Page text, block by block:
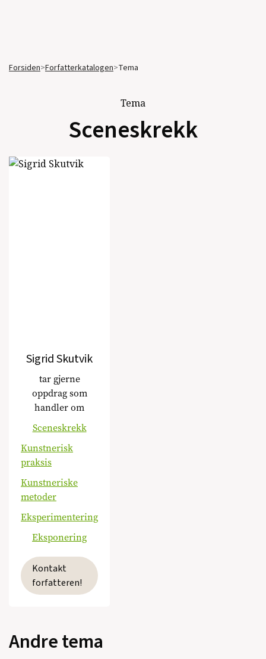
Forsiden>Forfatterkatalogen>Tema
Tema
Sceneskrekk
Sigrid Skutvik
tar gjerne
oppdrag som
handler om
Sceneskrekk
Kunstnerisk
praksis
Kunstneriske
metoder
Eksperimentering
Eksponering
Kontakt
forfatteren!
Andre tema